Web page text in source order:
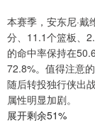
本赛季，安东尼·
分、11.1个篮板、
的命中率保持在
72.8%。值得注意
随后转投独行侠出
属性明显加剧。
展开剩余51%